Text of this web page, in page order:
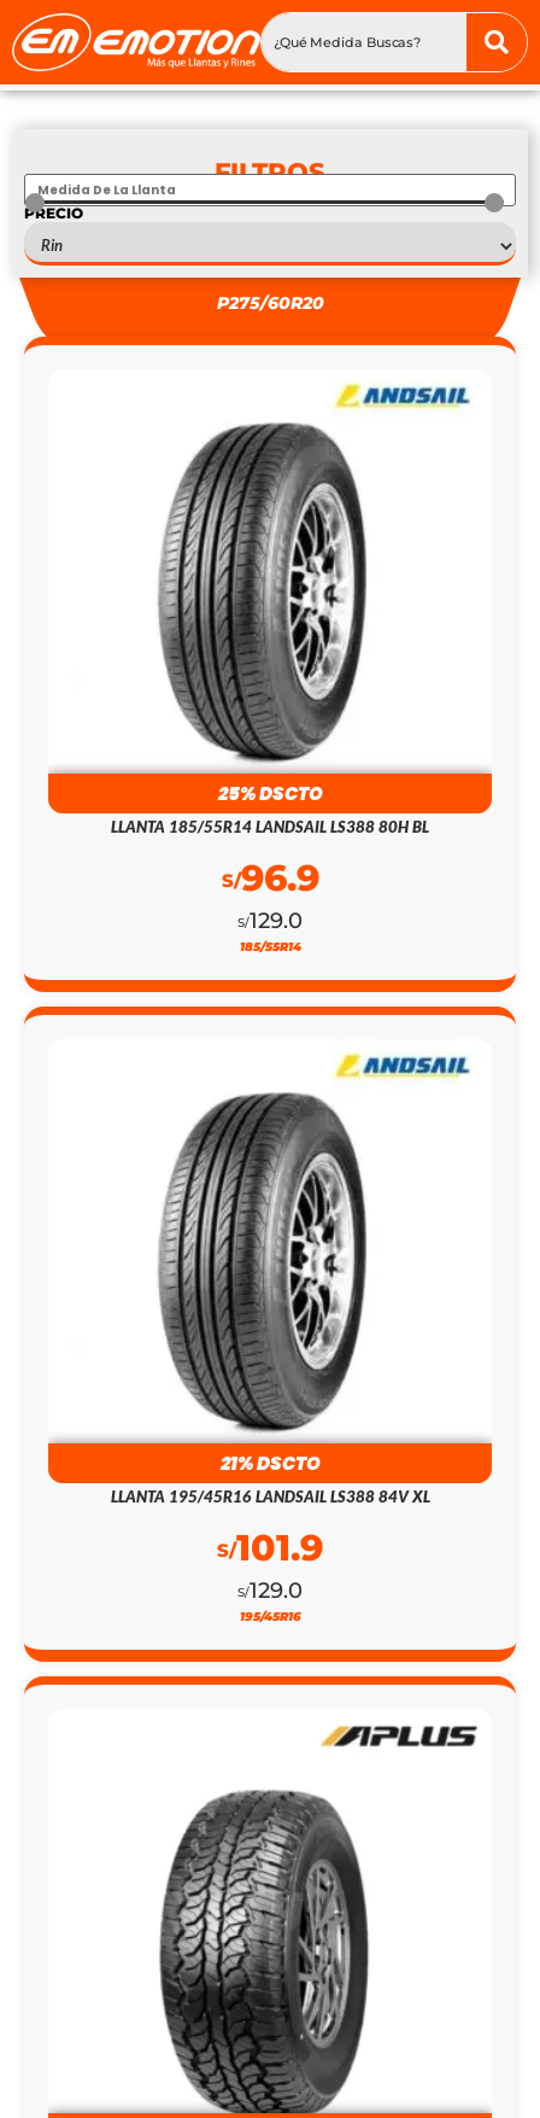
FILTROS
PRECIO
P275/60R20
25% DSCTO
LLANTA 185/55R14 LANDSAIL LS388 80H BL
S/129.0
S/96.9
185/55R14
21% DSCTO
LLANTA 195/45R16 LANDSAIL LS388 84V XL
S/129.0
S/101.9
195/45R16